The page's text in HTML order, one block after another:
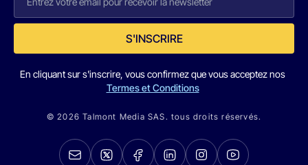
S'INSCRIRE
En cliquant sur s'inscrire, vous confirmez que vous acceptez nos
Termes et Conditions
© 2026 Talmont Media SAS. tous droits réservés.